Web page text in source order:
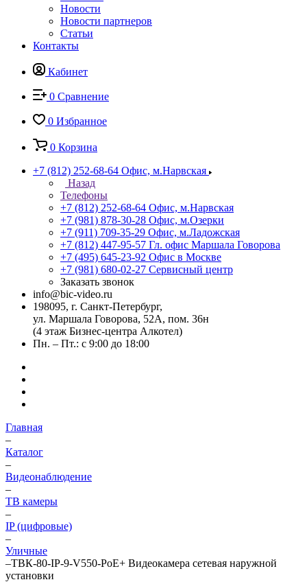
Новости
Новости партнеров
Статьи
Контакты
Кабинет
0 Сравнение
0 Избранное
0 Корзина
+7 (812) 252-68-64 Офис, м.Нарвская
Назад
Телефоны
+7 (812) 252-68-64 Офис, м.Нарвская
+7 (981) 878-30-28 Офис, м.Озерки
+7 (911) 709-35-29 Офис, м.Ладожская
+7 (812) 447-95-57 Гл. офис Маршала Говорова
+7 (495) 645-23-92 Офис в Москве
+7 (981) 680-02-27 Сервисный центр
Заказать звонок
info@bic-video.ru
198095, г. Санкт-Петербург,
ул. Маршала Говорова, 52А, пом. 36н
(4 этаж Бизнес-центра Алкотел)
Пн. – Пт.: с 9:00 до 18:00
Главная
–
Каталог
–
Видеонаблюдение
–
ТВ камеры
–
IP (цифровые)
–
Уличные
–ТВК-80-IP-9-V550-PoE+ Видеокамера сетевая наружной
установки